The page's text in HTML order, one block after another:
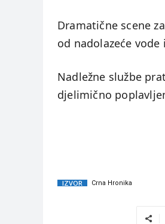
Dramatične scene
od nadolazeće
Nadležne službe
djelimično
IZVOR Crna Hronika